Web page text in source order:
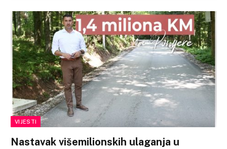
VIJESTI
Nastavak višemilionskih ulaganja u